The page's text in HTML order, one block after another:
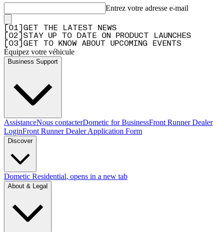
Entrez votre adresse e-mail
01
GET THE LATEST NEWS
02
STAY UP TO DATE ON PRODUCT LAUNCHES
03 GET TO KNOW ABOUT UPCOMING EVENTS
Équipez votre véhicule
Business Support
AssistanceNous contacterDometic for BusinessFront Runner Dealer
LoginFront Runner Dealer Application Form
Discover
Dometic Residential, opens in a new tab
About & Legal